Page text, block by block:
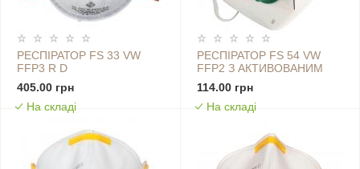
РЕСПІРАТОР FS 33 VW
FFP3 R D
405.00 грн
На складі
РЕСПІРАТОР FS 54 VW
FFP2 З АКТИВОВАНИМ
ВУГІЛЛЯМ
114.00 грн
На складі